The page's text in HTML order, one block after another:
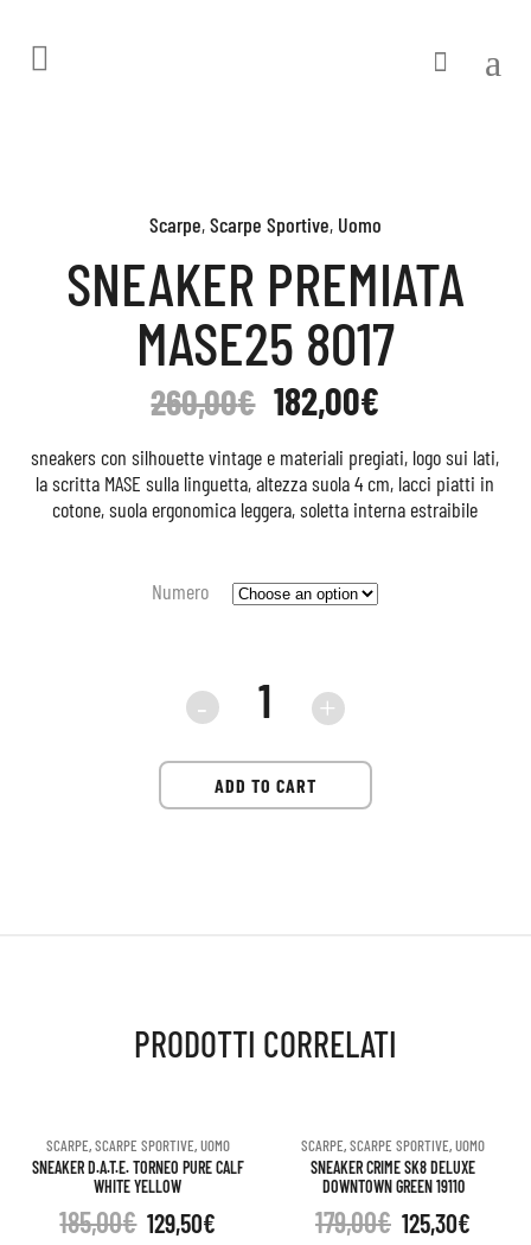
Scarpe,Scarpe Sportive, Uomo
SNEAKER PREMIATA
MASE25 8017
260,00€ 182,00€
sneakers con silhouette vintage e materiali pregiati, logo sui lati,
la scritta MASE sulla linguetta, altezza suola 4 cm, lacci piatti in
cotone, suola ergonomica leggera, soletta interna estraibile
Numero
ADD TO CART
PRODOTTI CORRELATI
SCARPE,SCARPE SPORTIVE,UOMO
SNEAKER D.A.T.E. TORNEO PURE CALF
WHITE YELLOW
185,00€ 129,50€
SCARPE,SCARPE SPORTIVE,UOMO
SNEAKER CRIME SK8 DELUXE
DOWNTOWN GREEN 19110
179,00€ 125,30€